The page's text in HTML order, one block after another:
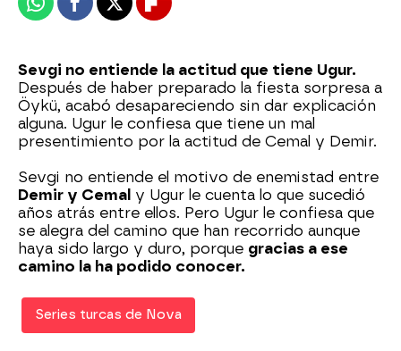
WhatsappFacebook
X Flipboard
Sevgi no entiende la actitud que tiene Ugur.
Después de haber preparado la fiesta sorpresa a
Öykü, acabó desapareciendo sin dar explicación
alguna. Ugur le confiesa que tiene un mal
presentimiento por la actitud de Cemal y Demir.
Sevgi no entiende el motivo de enemistad entre
Demir y Cemal y Ugur le cuenta lo que sucedió
años atrás entre ellos. Pero Ugur le confiesa que
se alegra del camino que han recorrido aunque
haya sido largo y duro, porque gracias a ese
camino la ha podido conocer.
Series turcas de Nova